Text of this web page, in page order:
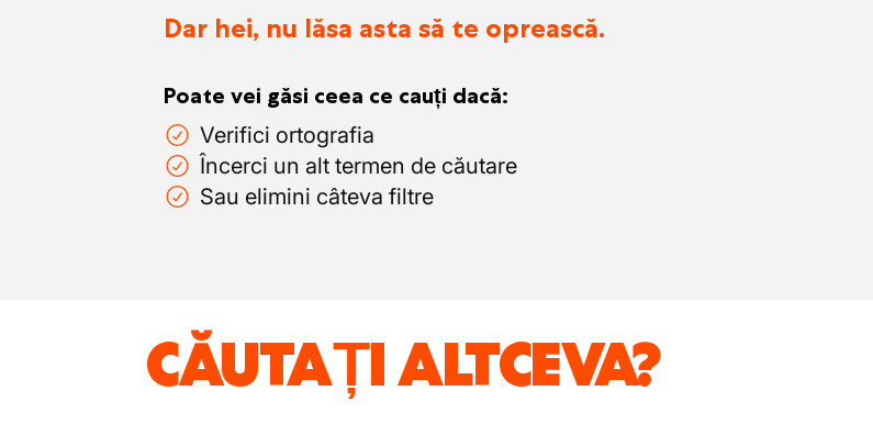
Dar hei, nu lăsa asta să te oprească.
Poate vei găsi ceea ce cauți dacă:
Verifici ortografia
Încerci un alt termen de căutare
Sau elimini câteva filtre
CĂUTAȚI ALTCEVA?